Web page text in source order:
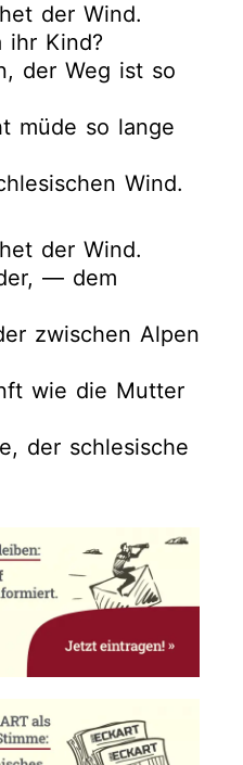
der Wind.
ihr Kind?
der Weg ist so
müde so lange
Wind.
der Wind.
— dem
zwischen Alpen
wie die Mutter
der schlesische